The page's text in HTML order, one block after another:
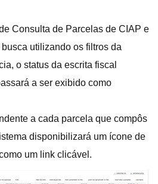
Consulta de Parcelas de CIAP e
utilizando os filtros da
o status da escrita fiscal
a ser exibido como
a cada parcela que compôs
disponibilizará um ícone de
um link clicável.